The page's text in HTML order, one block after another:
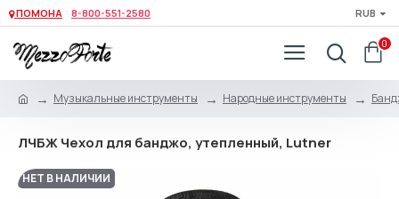
ПОМОНА 8-800-551-2580 RUB
0
Музыкальные инструменты Народные инструменты
ЛЧБЖ Чехол для банджо, утепленный, Lutner
НЕТ В НАЛИЧИИ